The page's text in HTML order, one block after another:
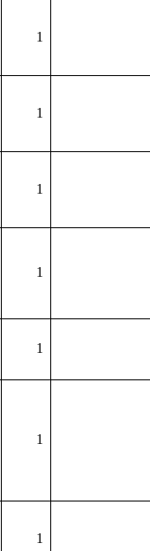
1
1
1
1
1
1
1